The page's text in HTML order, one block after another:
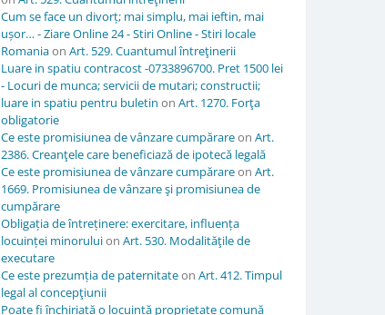
Cum se face un divorț; mai simplu, mai ieftin, mai
ușor… - Ziare Online 24 - Stiri Online - Stiri locale
Romaniaon Art. 529. Cuantumul întreţinerii
Luare in spatiu contracost -0733896700. Pret 1500 lei
- Locuri de munca; servicii de mutari; constructii;
luare in spatiu pentru buletin on Art. 1270. Forţa
obligatorie
Ce este promisiunea de vânzare cumpărareon Art.
2386. Creanţele care beneficiază de ipotecă legală
Ce este promisiunea de vânzare cumpărareon Art.
1669. Promisiunea de vânzare şi promisiunea de
cumpărare
Obligația de întreținere: exercitare, influența
locuinței minoruluion Art. 530. Modalităţile de
executare
Ce este prezumția de paternitateon Art. 412. Timpul
legal al concepţiunii
Poate fi închiriată o locuință proprietate comună